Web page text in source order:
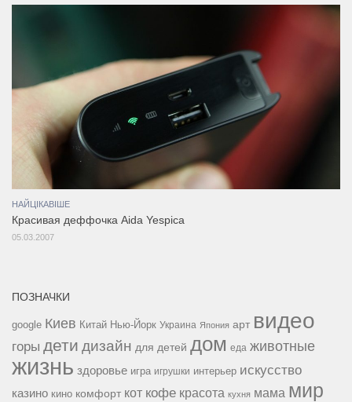
НАЙЦІКАВІШЕ
Красивая деффочка Aida Yespica
05.03.2007
ПОЗНАЧКИ
google Киев Китай Нью-Йорк Украина Япония арт видео
горы дети дизайн для детей дом еда животные
жизнь здоровье игра игрушки интерьер искусство
казино кино комфорт кот кофе красота кухня мама мир